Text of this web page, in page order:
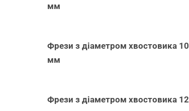
мм
Фрези з діаметром хвостовика 10
мм
Фрези з діаметром хвостовика 12